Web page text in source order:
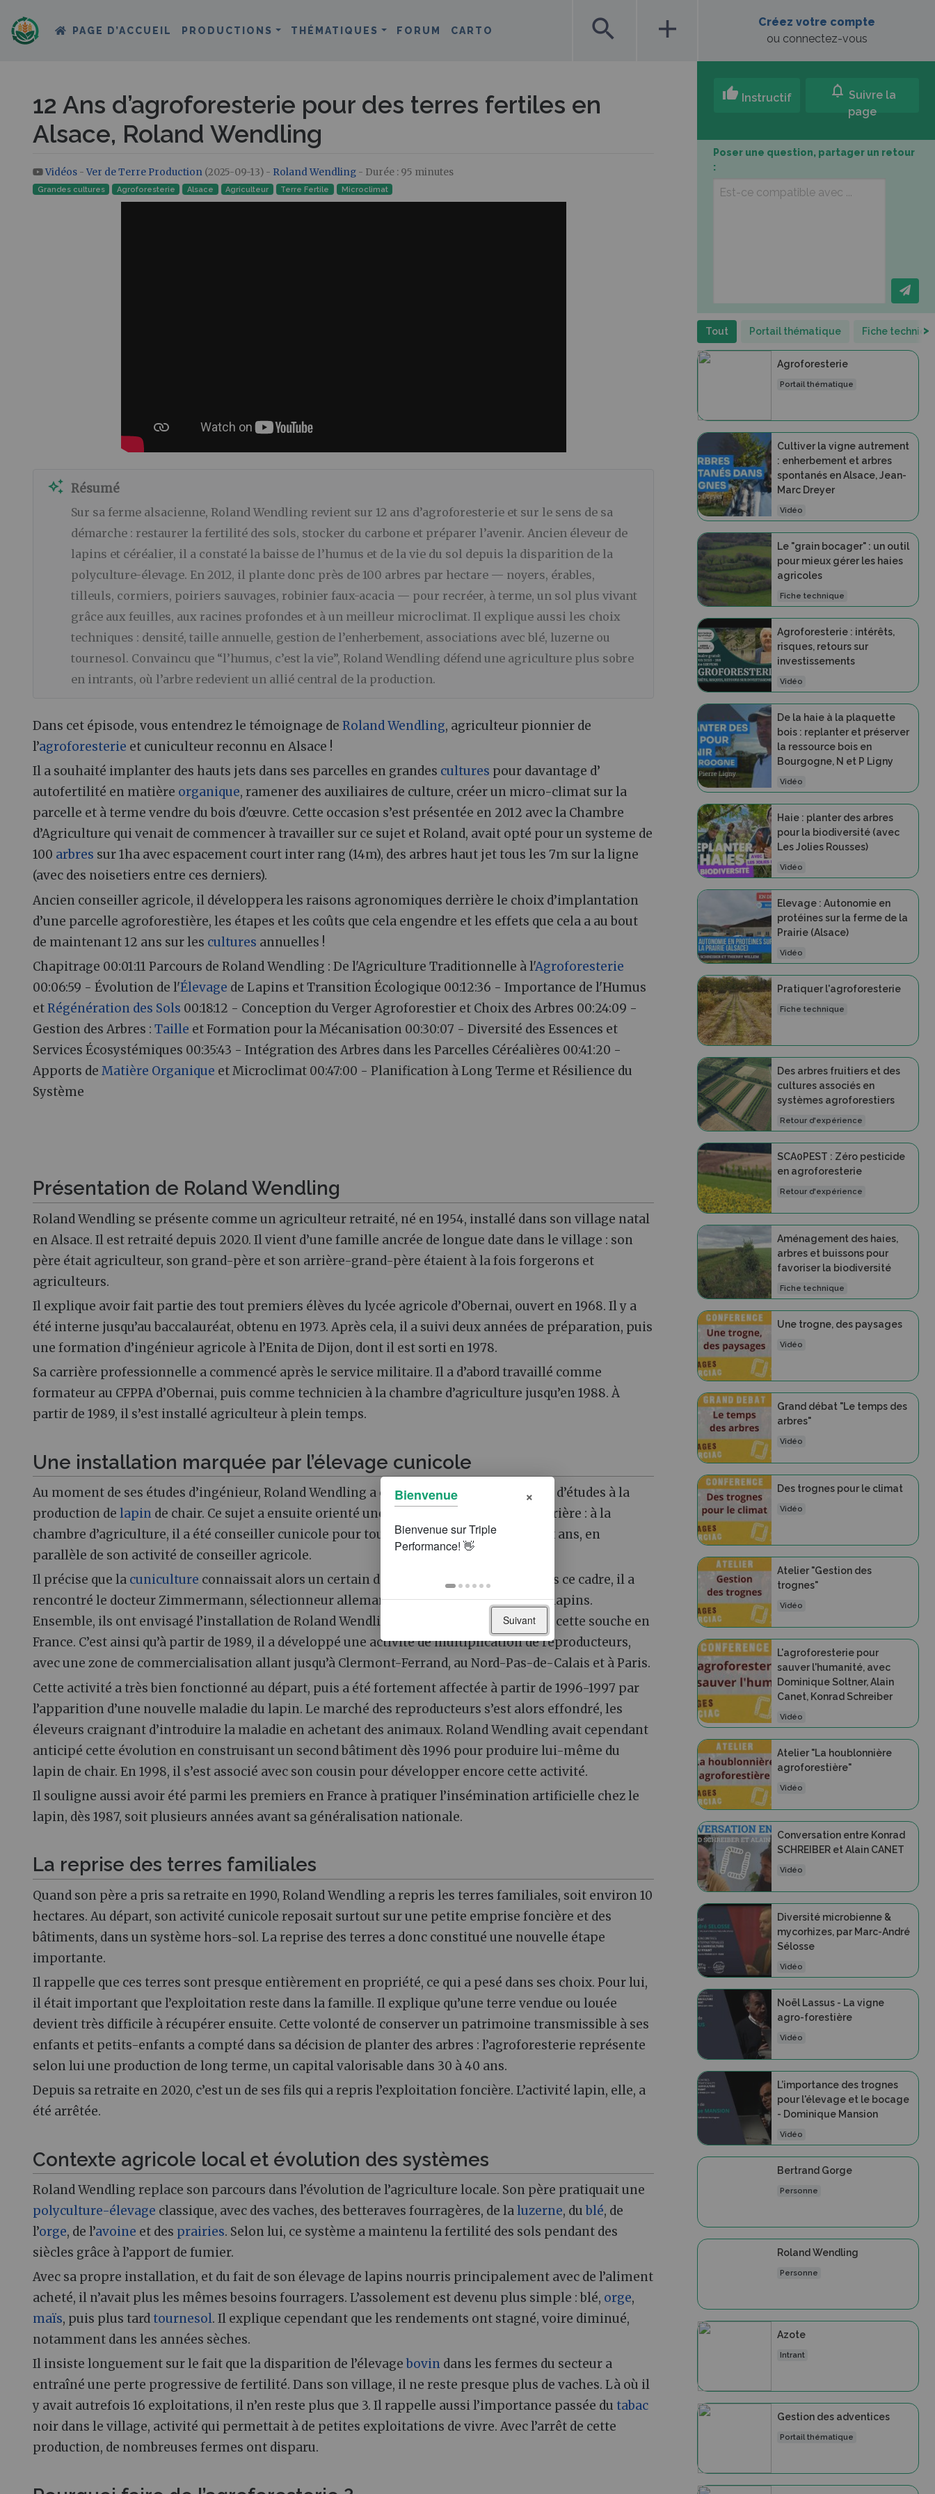
PAGE D’ACCUEIL PRODUCTIONS THÉMATIQUES FORUM CARTO search add
Créez votre compte
ou connectez-vous
12 Ans d’agroforesterie pour des terres fertiles en
Alsace, Roland Wendling
Aller à :navigation,rechercher
Vidéos - Ver de Terre Production (2025-09-13) - Roland Wendling - Durée : 95 minutes
Grandes cultures Agroforesterie Alsace Agriculteur Terre Fertile Microclimat
auto_awesome Résumé
Sur sa ferme alsacienne, Roland Wendling revient sur 12 ans d’agroforesterie et sur le sens de sa
démarche : restaurer la fertilité des sols, stocker du carbone et préparer l’avenir. Ancien éleveur de
lapins et céréalier, il a constaté la baisse de l’humus et de la vie du sol depuis la disparition de la
polyculture-élevage. En 2012, il plante donc près de 100 arbres par hectare — noyers, érables,
tilleuls, cormiers, poiriers sauvages, robinier faux-acacia — pour recréer, à terme, un sol plus vivant
grâce aux feuilles, aux racines profondes et à un meilleur microclimat. Il explique aussi les choix
techniques : densité, taille annuelle, gestion de l’enherbement, associations avec blé, luzerne ou
tournesol. Convaincu que “l’humus, c’est la vie”, Roland Wendling défend une agriculture plus sobre
en intrants, où l’arbre redevient un allié central de la production.
Dans cet épisode, vous entendrez le témoignage de Roland Wendling, agriculteur pionnier de
l’agroforesterie et cuniculteur reconnu en Alsace !
Il a souhaité implanter des hauts jets dans ses parcelles en grandes cultures pour davantage d’
autofertilité en matière organique, ramener des auxiliaires de culture, créer un micro-climat sur la
parcelle et à terme vendre du bois d'œuvre. Cette occasion s’est présentée en 2012 avec la Chambre
d’Agriculture qui venait de commencer à travailler sur ce sujet et Roland, avait opté pour un systeme de
100 arbres sur 1ha avec espacement court inter rang (14m), des arbres haut jet tous les 7m sur la ligne
(avec des noisetiers entre ces derniers).
Ancien conseiller agricole, il développera les raisons agronomiques derrière le choix d’implantation
d’une parcelle agroforestière, les étapes et les coûts que cela engendre et les effets que cela a au bout
de maintenant 12 ans sur les cultures annuelles !
Chapitrage 00:01:11 Parcours de Roland Wendling : De l'Agriculture Traditionnelle à l'Agroforesterie
00:06:59 - Évolution de l'Élevage de Lapins et Transition Écologique 00:12:36 - Importance de l'Humus
etRégénération des Sols 00:18:12 - Conception du Verger Agroforestier et Choix des Arbres 00:24:09 -
Gestion des Arbres : Taille et Formation pour la Mécanisation 00:30:07 - Diversité des Essences et
Services Écosystémiques 00:35:43 - Intégration des Arbres dans les Parcelles Céréalières 00:41:20 -
Apports de Matière Organique et Microclimat 00:47:00 - Planification à Long Terme et Résilience du
Système
Présentation de Roland Wendling
Roland Wendling se présente comme un agriculteur retraité, né en 1954, installé dans son village natal
en Alsace. Il est retraité depuis 2020. Il vient d’une famille ancrée de longue date dans le village : son
père était agriculteur, son grand-père et son arrière-grand-père étaient à la fois forgerons et
agriculteurs.
Il explique avoir fait partie des tout premiers élèves du lycée agricole d’Obernai, ouvert en 1968. Il y a
été interne jusqu’au baccalauréat, obtenu en 1973. Après cela, il a suivi deux années de préparation, puis
une formation d’ingénieur agricole à l’Enita de Dijon, dont il est sorti en 1978.
Sa carrière professionnelle a commencé après le service militaire. Il a d’abord travaillé comme
formateur au CFPPA d’Obernai, puis comme technicien à la chambre d’agriculture jusqu’en 1988. À
partir de 1989, il s’est installé agriculteur à plein temps.
Une installation marquée par l’élevage cunicole
Au moment de ses études d’ingénieur, Roland Wendling a consacré son mémoire de fin d’études à la
production de lapin de chair. Ce sujet a ensuite orienté une partie importante de sa carrière : à la
chambre d’agriculture, il a été conseiller cunicole pour toute l’Alsace pendant cinq à six ans, en
parallèle de son activité de conseiller agricole.
Il précise que la cuniculture connaissait alors un certain développement régional. Dans ce cadre, il a
rencontré le docteur Zimmermann, sélectionneur allemand, créateur d’une souche de lapins.
Ensemble, ils ont envisagé l’installation de Roland Wendling comme multiplicateur de cette souche en
France. C’est ainsi qu’à partir de 1989, il a développé une activité de multiplication de reproducteurs,
avec une zone de commercialisation allant jusqu’à Clermont-Ferrand, au Nord-Pas-de-Calais et à Paris.
Cette activité a très bien fonctionné au départ, puis a été fortement affectée à partir de 1996-1997 par
l’apparition d’une nouvelle maladie du lapin. Le marché des reproducteurs s’est alors effondré, les
éleveurs craignant d’introduire la maladie en achetant des animaux. Roland Wendling avait cependant
anticipé cette évolution en construisant un second bâtiment dès 1996 pour produire lui-même du
lapin de chair. En 1998, il s’est associé avec son cousin pour développer encore cette activité.
Il souligne aussi avoir été parmi les premiers en France à pratiquer l’insémination artificielle chez le
lapin, dès 1987, soit plusieurs années avant sa généralisation nationale.
La reprise des terres familiales
Quand son père a pris sa retraite en 1990, Roland Wendling a repris les terres familiales, soit environ 10
hectares. Au départ, son activité cunicole reposait surtout sur une petite emprise foncière et des
bâtiments, dans un système hors-sol. La reprise des terres a donc constitué une nouvelle étape
importante.
Il rappelle que ces terres sont presque entièrement en propriété, ce qui a pesé dans ses choix. Pour lui,
il était important que l’exploitation reste dans la famille. Il explique qu’une terre vendue ou louée
devient très difficile à récupérer ensuite. Cette volonté de conserver un patrimoine transmissible à ses
enfants et petits-enfants a compté dans sa décision de planter des arbres : l’agroforesterie représente
selon lui une production de long terme, un capital valorisable dans 30 à 40 ans.
Depuis sa retraite en 2020, c’est un de ses fils qui a repris l’exploitation foncière. L’activité lapin, elle, a
été arrêtée.
Contexte agricole local et évolution des systèmes
Roland Wendling replace son parcours dans l’évolution de l’agriculture locale. Son père pratiquait une
polyculture-élevage classique, avec des vaches, des betteraves fourragères, de laluzerne, dublé, de
l’orge, de l’avoine et des prairies. Selon lui, ce système a maintenu la fertilité des sols pendant des
siècles grâce à l’apport de fumier.
Avec sa propre installation, et du fait de son élevage de lapins nourris principalement avec de l’aliment
acheté, il n’avait plus les mêmes besoins fourragers. L’assolement est devenu plus simple : blé, orge,
maïs, puis plus tard tournesol. Il explique cependant que les rendements ont stagné, voire diminué,
notamment dans les années sèches.
Il insiste longuement sur le fait que la disparition de l’élevagebovin dans les fermes du secteur a
entraîné une perte progressive de fertilité. Dans son village, il ne reste presque plus de vaches. Là où il
y avait autrefois 16 exploitations, il n’en reste plus que 3. Il rappelle aussi l’importance passée du tabac
noir dans le village, activité qui permettait à de petites exploitations de vivre. Avec l’arrêt de cette
production, de nombreuses fermes ont disparu.
thumb_up Instructif notifications Suivre la
page
Poser une question, partager un retour
:
Tout Portail thématique Fiche >
Agroforesterie
Portail thématique
Cultiver la vigne autrement
: enherbement et arbres
spontanés en Alsace, Jean-
Marc Dreyer
Vidéo
Le "grain bocager" : un outil
pour mieux gérer les haies
agricoles
Fiche technique
Agroforesterie : intérêts,
risques, retours sur
investissements
Vidéo
De la haie à la plaquette
bois : replanter et préserver
la ressource bois en
Bourgogne, N et P Ligny
Vidéo
Haie : planter des arbres
pour la biodiversité (avec
Les Jolies Rousses)
Vidéo
Elevage : Autonomie en
protéines sur la ferme de la
Prairie (Alsace)
Vidéo
Pratiquer l'agroforesterie
Fiche technique
Des arbres fruitiers et des
cultures associés en
systèmes agroforestiers
Retour d'expérience
SCA0PEST : Zéro pesticide
en agroforesterie
Retour d'expérience
Aménagement des haies,
arbres et buissons pour
favoriser la biodiversité
Fiche technique
Une trogne, des paysages
Vidéo
Grand débat "Le temps des
arbres"
Vidéo
Des trognes pour le climat
Vidéo
Atelier "Gestion des
trognes"
Vidéo
L'agroforesterie pour
sauver l'humanité, avec
Dominique Soltner, Alain
Canet, Konrad Schreiber
Vidéo
Atelier "La houblonnière
agroforestière"
Vidéo
Conversation entre Konrad
SCHREIBER et Alain CANET
Vidéo
Diversité microbienne &
mycorhizes, par Marc-André
Sélosse
Vidéo
Noël Lassus - La vigne
agro-forestière
Vidéo
L’importance des trognes
pour l'élevage et le bocage
- Dominique Mansion
Vidéo
Bertrand Gorge
Personne
Roland Wendling
Personne
Azote
Intrant
Gestion des adventices
Portail thématique
Bienvenue ×
Suivant